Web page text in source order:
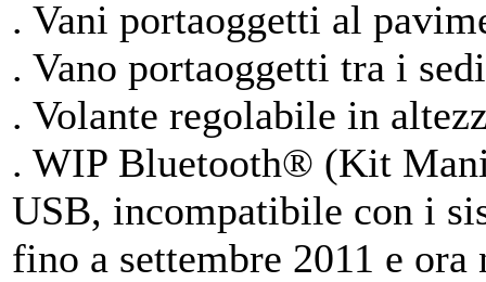
. Vani portaoggetti al
. Vano portaoggetti tra i
. Volante regolabile in
. WIP Bluetooth® (Kit
USB, incompatibile con i
fino a settembre 2011 e